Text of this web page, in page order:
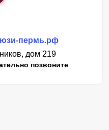
пермь.рф
дом 219
позвоните